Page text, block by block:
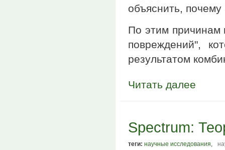
объяснить,
По этим причинам
повреждений",
результатом
Читать далее
Spectrum:
теги: научные исследования,